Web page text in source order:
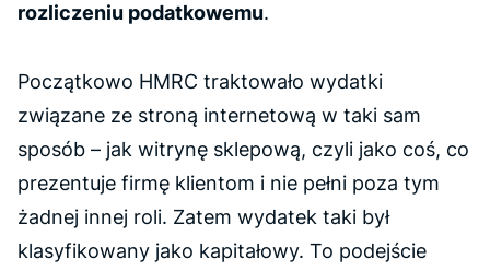
rozliczeniu podatkowemu.
Początkowo HMRC traktowało wydatki
związane ze stroną internetową w taki sam
sposób – jak witrynę sklepową, czyli jako coś, co
prezentuje firmę klientom i nie pełni poza tym
żadnej innej roli. Zatem wydatek taki był
klasyfikowany jako kapitałowy. To podejście